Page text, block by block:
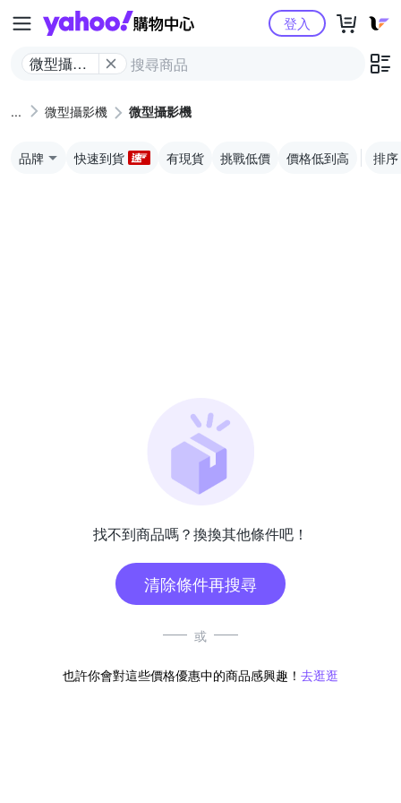
Yahoo購物中心
微型攝影
登入
微型攝影機 微型攝影機
品牌 快速到貨 有現貨 挑戰低價 價格低到高 排序
找不到商品嗎？換換其他條件吧！
清除條件再搜尋
或
也許你會對這些價格優惠中的商品感興趣！ 去逛逛